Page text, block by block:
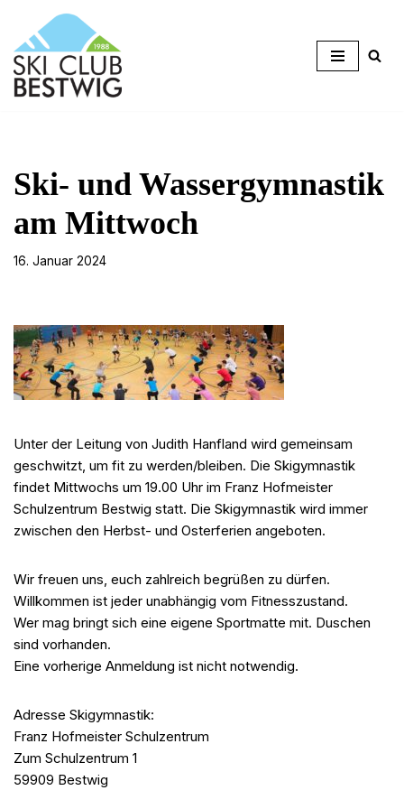
Zum
Inhalt
springen
Ski- und Wassergymnastik
am Mittwoch
16. Januar 2024
Unter der Leitung von Judith Hanfland wird gemeinsam
geschwitzt, um fit zu werden/bleiben. Die Skigymnastik
findet Mittwochs um 19.00 Uhr im Franz Hofmeister
Schulzentrum Bestwig statt. Die Skigymnastik wird immer
zwischen den Herbst- und Osterferien angeboten.
Wir freuen uns, euch zahlreich begrüßen zu dürfen.
Willkommen ist jeder unabhängig vom Fitnesszustand.
Wer mag bringt sich eine eigene Sportmatte mit. Duschen
sind vorhanden.
Eine vorherige Anmeldung ist nicht notwendig.
Adresse Skigymnastik:
Franz Hofmeister Schulzentrum
Zum Schulzentrum 1
59909 Bestwig